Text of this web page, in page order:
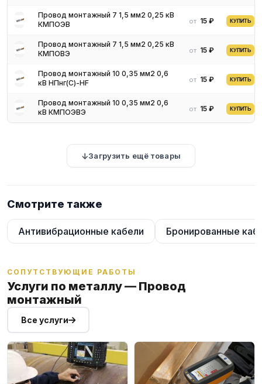
Провод монтажный 7 1,5 мм2 0,25 кВ
КМПОЭВ
от 15 ₽ КУПИТЬ
Провод монтажный 7 1,5 мм2 0,25 кВ
КМПОВЭ
от 15 ₽ КУПИТЬ
Провод монтажный 10 0,35 мм2 0,6
кВ НПнг(С)-HF
от 15 ₽ КУПИТЬ
Провод монтажный 10 0,35 мм2 0,6
кВ КМПОЭВЭ
от 15 ₽ КУПИТЬ
Загрузить ещё товары
Смотрите также
Антивибрационные кабели Бронированные
СОПУТСТВУЮЩИЕ РАБОТЫ
Услуги по металлу — Провод
монтажный
Все услуги